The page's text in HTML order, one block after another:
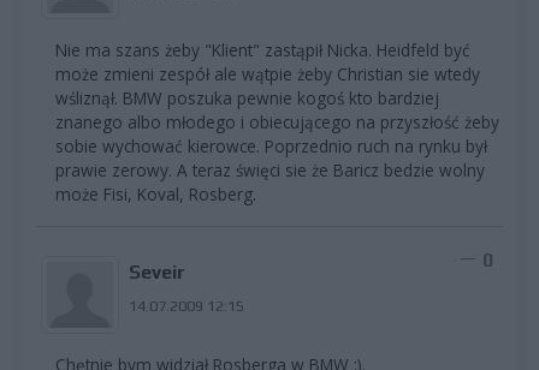
Nie ma szans żeby "Klient" zastąpił Nicka. Heidfeld być
może zmieni zespół ale wątpie żeby Christian sie wtedy
wśliznął. BMW poszuka pewnie kogoś kto bardziej
znanego albo młodego i obiecującego na przyszłość żeby
sobie wychować kierowce. Poprzednio ruch na rynku był
prawie zerowy. A teraz święci sie że Baricz bedzie wolny
może Fisi, Koval, Rosberg.
Seveir
14.07.2009 12:15
0
Chętnie bym widział Rosberga w BMW :).